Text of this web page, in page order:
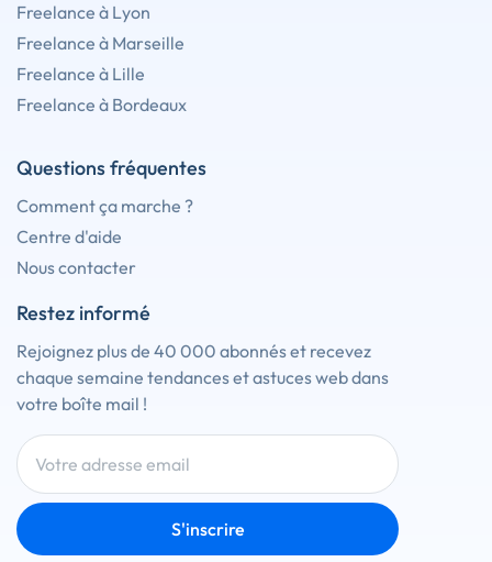
Freelance à Lyon
Freelance à Marseille
Freelance à Lille
Freelance à Bordeaux
Questions fréquentes
Comment ça marche ?
Centre d'aide
Nous contacter
Restez informé
Rejoignez plus de 40 000 abonnés et recevez
chaque semaine tendances et astuces web dans
votre boîte mail !
S'inscrire